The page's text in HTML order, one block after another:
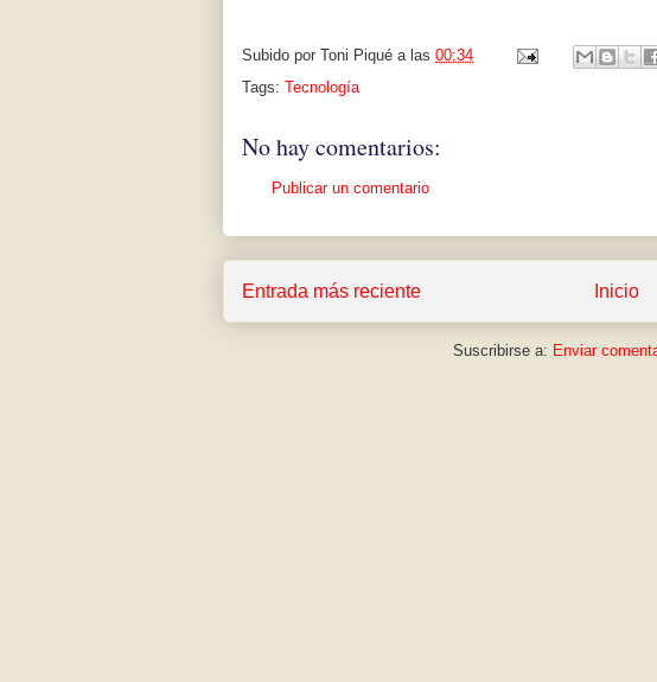
Subido por Toni Piqué a las 00:34
Tags: Tecnología
No hay comentarios:
Publicar un comentario
Entrada más reciente Inicio
Suscribirse a: Enviar